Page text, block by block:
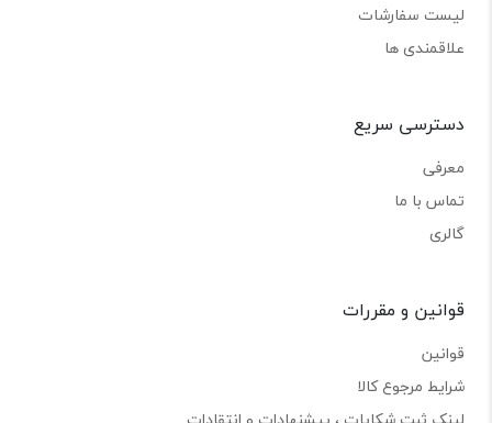
لیست سفارشات
علاقمندی ها
دسترسی سریع
معرفی
تماس با ما
گالری
قوانین و مقررات
قوانین
شرایط مرجوع کالا